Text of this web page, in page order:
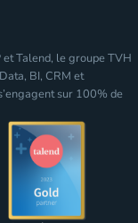
Talend, le groupe TVH
BI, CRM et
sur 100% de